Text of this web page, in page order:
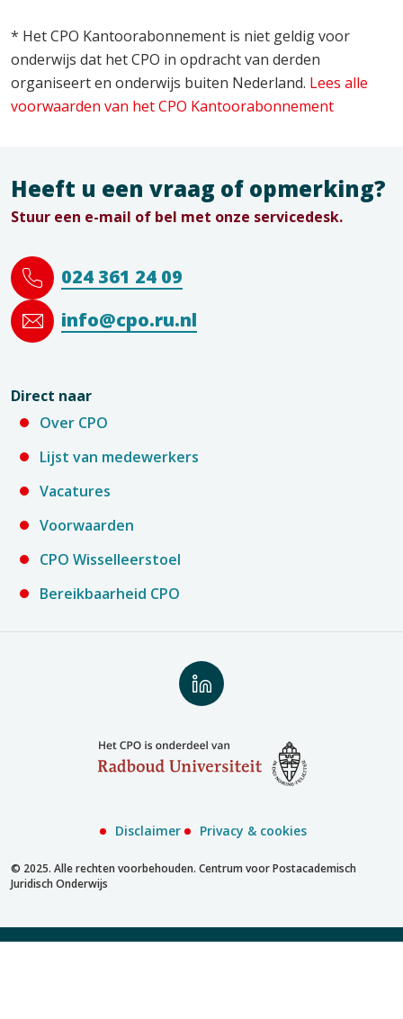
* Het CPO Kantoorabonnement is niet geldig voor
onderwijs dat het CPO in opdracht van derden
organiseert en onderwijs buiten Nederland. Lees alle
voorwaarden van het CPO Kantoorabonnement
Heeft u een vraag of opmerking?
Stuur een e-mail of bel met onze servicedesk.
024 361 24 09
info@cpo.ru.nl
Direct naar
Over CPO
Lijst van medewerkers
Vacatures
Voorwaarden
CPO Wisselleerstoel
Bereikbaarheid CPO
Volg
ons
LinkedIn
© 2025. Alle rechten voorbehouden. Centrum voor Postacademisch
Juridisch Onderwijs
Disclaimer Privacy & cookies
Inschrijven met account